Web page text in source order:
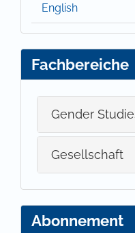
English
Fachbereiche
Gender
Gesellschaft
Abonnement